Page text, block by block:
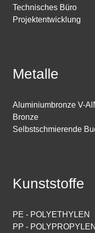
Technisches Büro
Projektentwicklung
Metalle
Aluminiumbronze V-
Bronze
Selbstschmierende
Kunststoffe
PE - POLYETHYLEN
PP - POLYPROPYLEN